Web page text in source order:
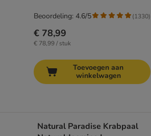
€ 78,99
€ 78,99 / stuk
Beoordeling: 4.6/5 (1330)
Toevoegen aan
winkelwagen
Natural Paradise Krabpaal